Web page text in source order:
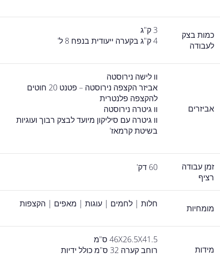
כמות בצק
לעבודה
3 ק"ג
4 ק"ג בקערה ייעודית בנפח 8 ל'
אביזרים
וו לישה נירוסטה
אביזר הקצפה נירוסטה – פטנט 20 חוטים
להקצפה פלנטרית
וו גיטרה נירוסטה
וו גיטרה עם סיליקון מיועד לבצק רבוך ועוגיות
בשיטת קרמאז'
זמן עבודה
רציף
60 דק'
מומחיות חלות | לחמים | עוגות | מאפים | הקצפות
מידות
46X26.5X41.5 ס"מ
רוחב קערה 32 ס"מ כולל ידיות